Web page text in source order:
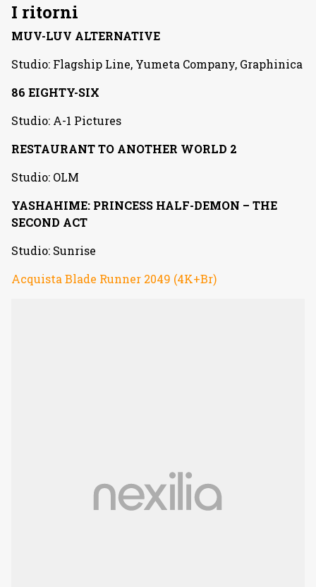
I ritorni
MUV-LUV ALTERNATIVE
Studio: Flagship Line, Yumeta Company, Graphinica
86 EIGHTY-SIX
Studio: A-1 Pictures
RESTAURANT TO ANOTHER WORLD 2
Studio: OLM
YASHAHIME: PRINCESS HALF-DEMON – THE
SECOND ACT
Studio: Sunrise
Acquista Blade Runner 2049 (4K+Br)